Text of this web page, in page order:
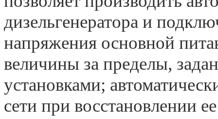
дизельгенератора и
напряжения основной
величины за пределы,
установками;
сети при восстановлении